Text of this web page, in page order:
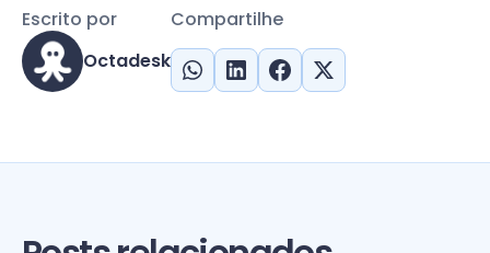
Compartilhe
Escrito por
Octadesk